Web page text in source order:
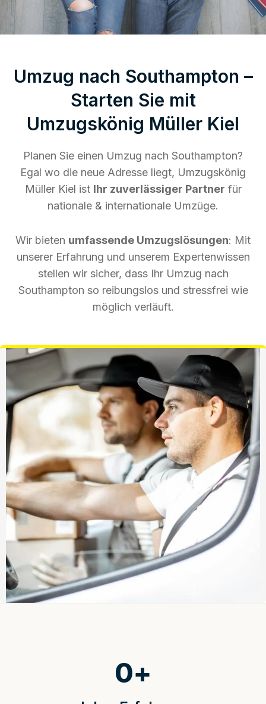
Umzug nach Southampton –
Starten Sie mit
Umzugskönig Müller Kiel
Planen Sie einen Umzug nach Southampton?
Egal wo die neue Adresse liegt, Umzugskönig
Müller Kiel ist Ihr zuverlässiger Partner für
nationale & internationale Umzüge.
Wir bieten umfassende Umzugslösungen: Mit
unserer Erfahrung und unserem Expertenwissen
stellen wir sicher, dass Ihr Umzug nach
Southampton so reibungslos und stressfrei wie
möglich verläuft.
0+